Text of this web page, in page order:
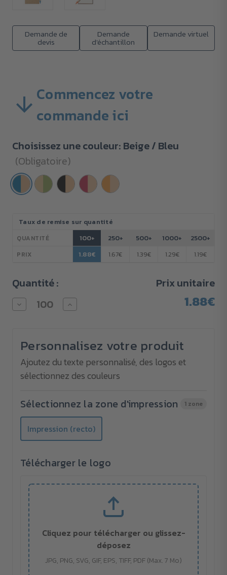
Demande de
devis
Demande
d'échantillon
Demande virtuel
Commencez votre
commande ici
Choisissez une couleur: Beige / Bleu
(Obligatoire)
Stock
actuel :
Taux de remise sur quantité
QUANTITÉ
PRIX
100+
1.88€
250+
1.67€
500+
1.39€
1000+
1.29€
2500+
1.19€
Quantité :
Diminuer
la
notes
avec
stylo
Coray
Augmenter
la
notes
avec
stylo
Coray
Prix unitaire
1.88€
Personnalisez votre produit
Ajoutez du texte personnalisé, des logos et
sélectionnez des couleurs
Sélectionnez la zone d'impression 1 zone
Impression (recto)
Télécharger le logo
Cliquez pour télécharger ou glissez-
déposez
JPG, PNG, SVG, GIF, EPS, TIFF, PDF (Max. 7 Mo)